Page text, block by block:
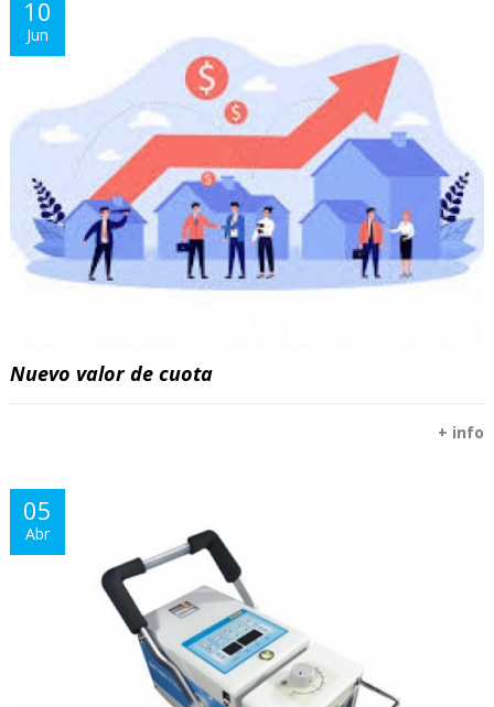
10
Jun
Nuevo valor de cuota
+ info
05
Abr